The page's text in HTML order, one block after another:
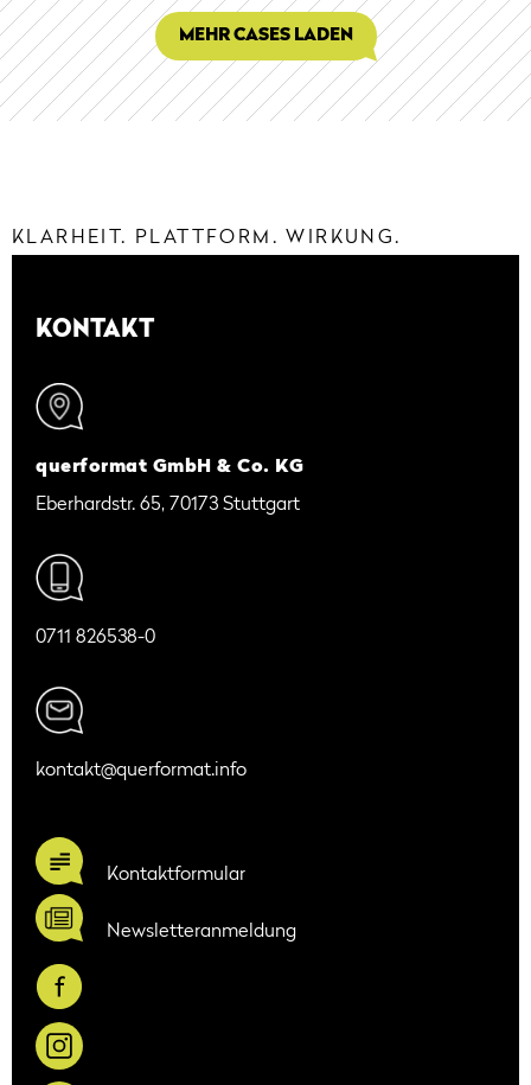
MEHR CASES LADEN
KLARHEIT. PLATTFORM. WIRKUNG.
KONTAKT
querformat GmbH & Co. KG
Eberhardstr. 65, 70173 Stuttgart
0711 826538-0
kontakt@querformat.info
Kontaktformular
Newsletteranmeldung